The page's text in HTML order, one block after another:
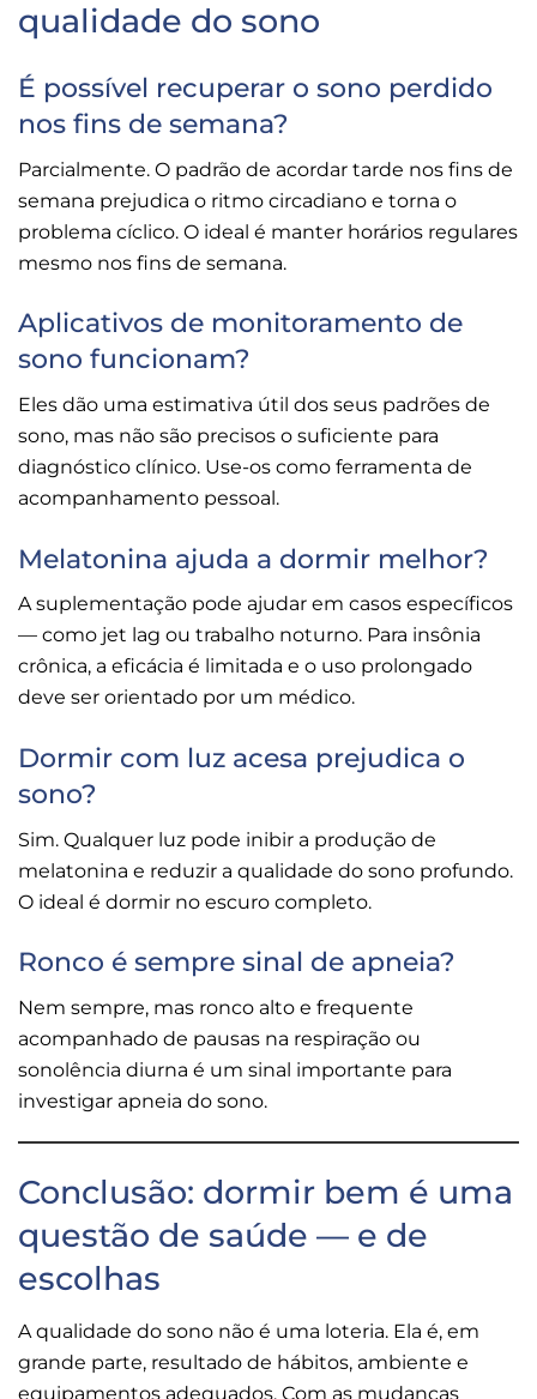
qualidade do sono
É possível recuperar o sono perdido
nos fins de semana?
Parcialmente. O padrão de acordar tarde nos fins de
semana prejudica o ritmo circadiano e torna o
problema cíclico. O ideal é manter horários regulares
mesmo nos fins de semana.
Aplicativos de monitoramento de
sono funcionam?
Eles dão uma estimativa útil dos seus padrões de
sono, mas não são precisos o suficiente para
diagnóstico clínico. Use-os como ferramenta de
acompanhamento pessoal.
Melatonina ajuda a dormir melhor?
A suplementação pode ajudar em casos específicos
— como jet lag ou trabalho noturno. Para insônia
crônica, a eficácia é limitada e o uso prolongado
deve ser orientado por um médico.
Dormir com luz acesa prejudica o
sono?
Sim. Qualquer luz pode inibir a produção de
melatonina e reduzir a qualidade do sono profundo.
O ideal é dormir no escuro completo.
Ronco é sempre sinal de apneia?
Nem sempre, mas ronco alto e frequente
acompanhado de pausas na respiração ou
sonolência diurna é um sinal importante para
investigar apneia do sono.
Conclusão: dormir bem é uma
questão de saúde — e de
escolhas
A qualidade do sono não é uma loteria. Ela é, em
grande parte, resultado de hábitos, ambiente e
equipamentos adequados. Com as mudanças